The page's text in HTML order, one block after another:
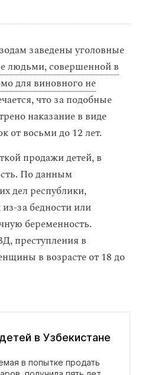
заведены уголовные
людьми, совершенной в
для виновного не
что за подобные
наказание в виде
от восьми до 12 лет.
продажи детей, в
По данным
дел республики,
за бедности или
беременность.
преступления в
в возрасте от 18 до
в Узбекистане
в попытке продать